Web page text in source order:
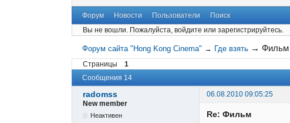
Форум Новости Пользователи
Поиск
Вы не вошли. Пожалуйста, войдите или зарегистрируйтесь.
Форум сайта "Hong Kong Cinema" → Где взять →Фильм
Страницы 1
Сообщения 14
radomss
06.08.2010 09:05:25
New member
Неактивен Re: Фильм